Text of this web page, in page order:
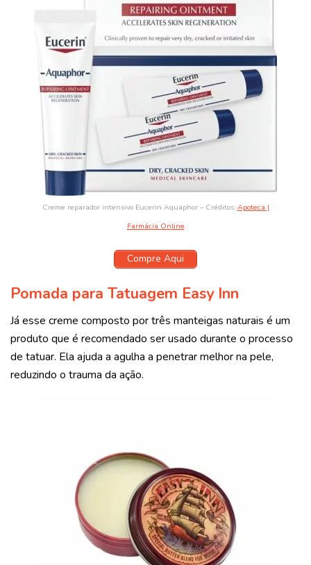
Creme reparador intensivo Eucerin Aquaphor – Créditos: Apoteca |
Farmácia Online
Compre Aqui
Pomada para Tatuagem Easy Inn
Já esse creme composto por três manteigas naturais é um
produto que é recomendado ser usado durante o processo
de tatuar. Ela ajuda a agulha a penetrar melhor na pele,
reduzindo o trauma da ação.